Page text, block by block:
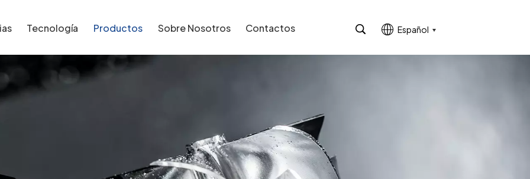
Tecnología Productos Sobre Nosotros Contactos Español